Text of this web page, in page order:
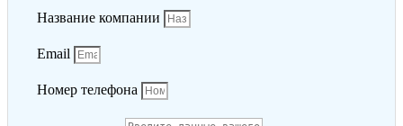
Название компании
Email
Номер телефона